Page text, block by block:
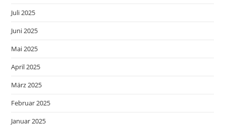
Juli 2025
Juni 2025
Mai 2025
April 2025
März 2025
Februar 2025
Januar 2025